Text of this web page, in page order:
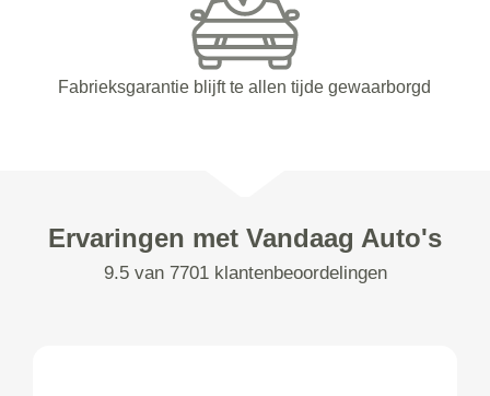
Fabrieksgarantie blijft te allen tijde gewaarborgd
Ervaringen met Vandaag Auto's
9.5 van 7701 klantenbeoordelingen